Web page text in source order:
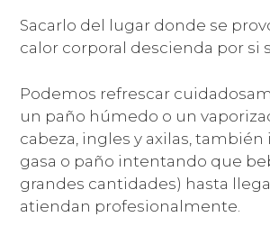
Sacarlo del lugar donde se
calor corporal descienda por si
Podemos refrescar
un paño húmedo o un
cabeza, ingles y axilas,
gasa o paño intentando que
grandes cantidades) hasta
atiendan profesionalmente.